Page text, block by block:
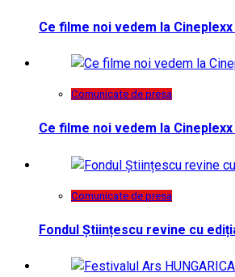
Ce filme noi vedem la
Comunicate de presa
Ce filme noi vedem la
Comunicate de presa
Fondul Științescu revine cu